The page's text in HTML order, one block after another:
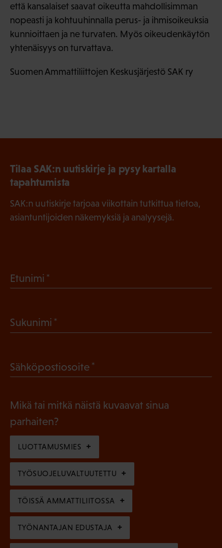
että kansalaiset saavat oikeutta mahdollisimman
nopeasti ja kohtuuhinnalla perus- ja ihmisoikeuksia
kunnioittaen ja ne turvaten. Myös oikeudenkäytön
yhtenäisyys on turvattava.
Suomen Ammattiliittojen Keskusjärjestö SAK ry
Tilaa SAK:n uutiskirje ja pysy kartalla
tapahtumista
SAK:n uutiskirje tarjoaa viikottain tutkittua tietoa,
asiantuntijoiden näkemyksiä ja analyysejä.
Etunimi
l
n
e
)
Sukunimi
P
k
l
i
n
e
n
)
Sähköpostiosoite
l
i
n
e
n
)
Mikä tai mitkä näistä kuvaavat sinua
parhaiten?
LUOTTAMUSMIES
TYÖSUOJELUVALTUUTETTU
TÖISSÄ AMMATTILIITOSSA
TYÖNANTAJAN EDUSTAJA